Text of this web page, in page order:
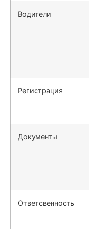
Водители
Регистрация
Документы
Ответсвенность